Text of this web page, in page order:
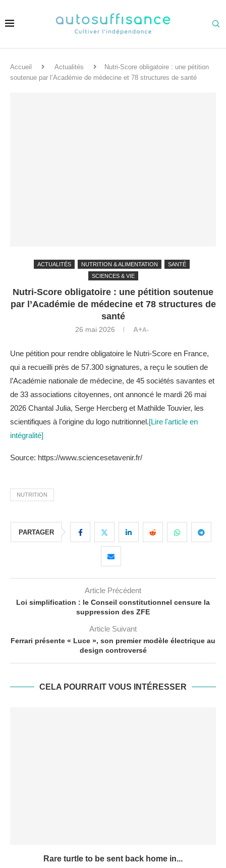
Accueil Actualités
Nutri-Score obligatoire : une pétition
soutenue par l’Académie de médecine et 78 structures de santé
ACTUALITÉS NUTRITION & ALIMENTATION
SANTÉ
SCIENCES & VIE
Nutri-Score obligatoire : une pétition soutenue
par l’Académie de médecine et 78 structures de
santé
26 mai 2026 A+A-
Une pétition pour rendre obligatoire le Nutri-Score en France,
qui a recueilli près de 57.300 signatures, a reçu le soutien de
l’Académie nationale de médecine, de 45 sociétés savantes et
de 33 associations citoyennes, ont annoncé le mardi 26 mai
2026 Chantal Julia, Serge Hercberg et Mathilde Touvier, les
scientifiques à l’origine du logo nutritionnel.[Lire l'article en
intégralité]
Source: https://www.sciencesetavenir.fr/
NUTRITION
PARTAGER
Article Précédent
Loi simplification : le Conseil constitutionnel censure la
suppression des ZFE
Article Suivant
Ferrari présente « Luce », son premier modèle électrique au
design controversé
CELA POURRAIT VOUS INTÉRESSER
Rare turtle to be sent back home in...